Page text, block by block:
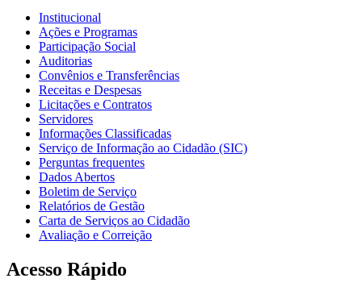
Institucional
Ações e Programas
Participação Social
Auditorias
Convênios e Transferências
Receitas e Despesas
Licitações e Contratos
Servidores
Informações Classificadas
Serviço de Informação ao Cidadão (SIC)
Perguntas frequentes
Dados Abertos
Boletim de Serviço
Relatórios de Gestão
Carta de Serviços ao Cidadão
Avaliação e Correição
Acesso Rápido